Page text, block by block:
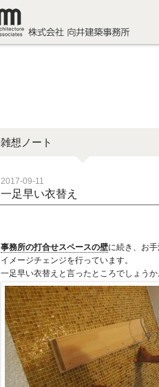
雑想ノート
2017-09-11
一足早い衣替え
事務所の打合せスペースの壁に続き、お
イメージチェンジを行っています。
一足早い衣替えと言ったところでしょうか